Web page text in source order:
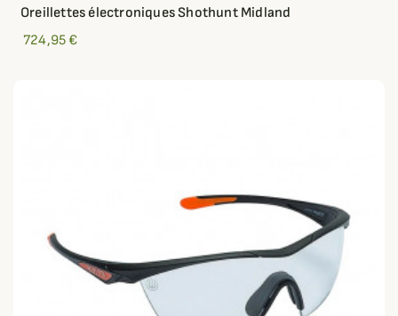
Oreillettes électroniques Shothunt Midland
724,95 €